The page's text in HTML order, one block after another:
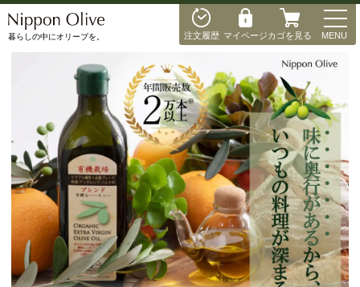
注文履歴 マイページカゴを見る MENU
暮らしの中にオリーブを。